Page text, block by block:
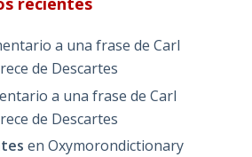
a una frase de Carl
de Descartes
a una frase de Carl
de Descartes
en Oxymorondictionary